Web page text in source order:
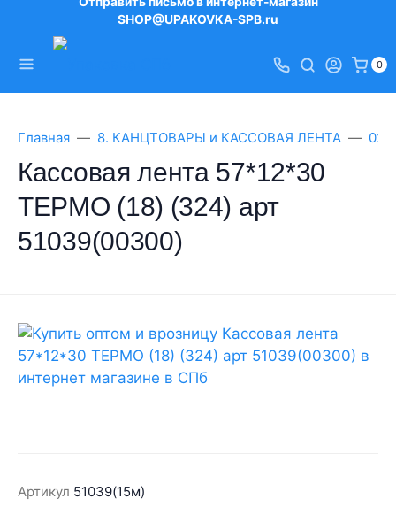
SHOP@UPAKOVKA-SPB.ru
0
Главная 8. КАНЦТОВАРЫ и КАССОВАЯ ЛЕНТА 02.
Кассовая лента 57*12*30
ТЕРМО (18) (324) арт
51039(00300)
Артикул 51039(15м)